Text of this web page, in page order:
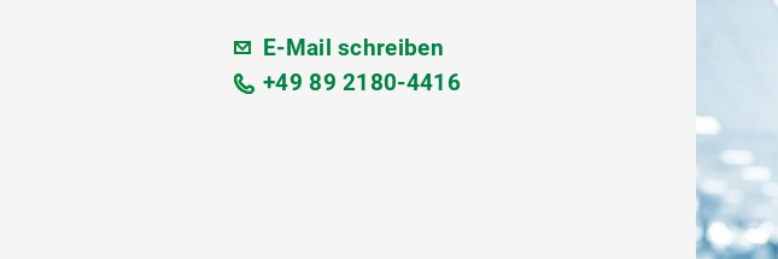
E-Mail schreiben
+49 89 2180-4416